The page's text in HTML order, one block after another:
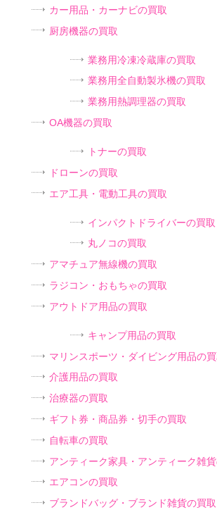
カー用品・カーナビの買取
厨房機器の買取
業務用冷凍冷蔵庫の買取
業務用全自動製氷機の買取
業務用熱調理器の買取
OA機器の買取
トナーの買取
ドローンの買取
エア工具・電動工具の買取
インパクトドライバーの買取
丸ノコの買取
アマチュア無線機の買取
ラジコン・おもちゃの買取
アウトドア用品の買取
キャンプ用品の買取
マリンスポーツ・ダイビング用品の買
介護用品の買取
治療器の買取
ギフト券・商品券・切手の買取
自転車の買取
アンティーク家具・アンティーク雑
エアコンの買取
ブランドバッグ・ブランド雑貨の買取